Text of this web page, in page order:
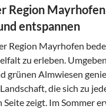
Region
entspannen
Region Mayrhofen
zu erleben.
grünen Almwiesen
die sich zu
zeigt. Im Sommer